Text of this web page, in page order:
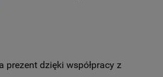
prezent dzięki współpracy z